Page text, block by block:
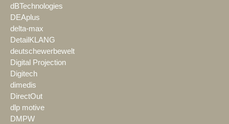
dBTechnologies
DEAplus
delta-max
DetailKLANG
deutschewerbewelt
Digital Projection
Digitech
dimedis
DirectOut
dlp motive
DMPW